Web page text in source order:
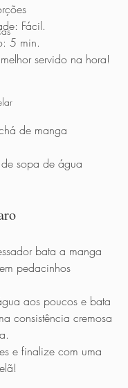
Fácil.
5 min.
servido na hora!
de manga
sopa de água
bata a manga
pedacinhos
aos poucos e bata
consistência cremosa
e finalize com uma